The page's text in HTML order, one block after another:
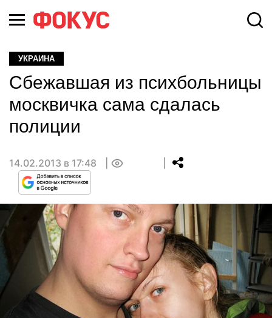
УКРАИНА
Сбежавшая из психбольницы
москвичка сама сдалась
полиции
14.02.2013 в 17:48